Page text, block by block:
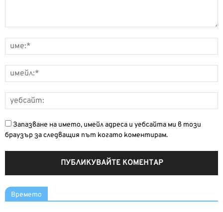
Запазване на името, имейл адреса и уебсайта ми в този
браузър за следващия път когато коментирам.
Времето